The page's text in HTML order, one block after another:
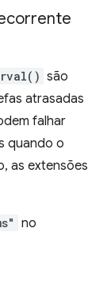
são
atrasadas
falhar
quando o
as extensões
no